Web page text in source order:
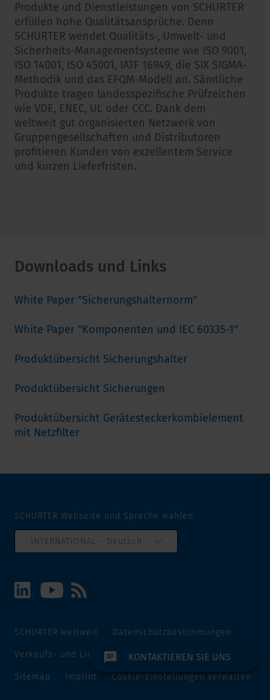
Produkte und Dienstleistungen von SCHURTER
erfüllen hohe Qualitätsansprüche. Denn
SCHURTER wendet Qualitäts-, Umwelt- und
Sicherheits-Managementsysteme wie ISO 9001,
ISO 14001, ISO 45001, IATF 16949, die SIX SIGMA-
Methodik und das EFQM-Modell an. Sämtliche
Produkte tragen landesspezifische Prüfzeichen
wie VDE, ENEC, UL oder CCC. Dank dem
weltweit gut organisierten Netzwerk von
Gruppengesellschaften und Distributoren
profitieren Kunden von exzellentem Service
und kurzen Lieferfristen.
Downloads und Links
White Paper "Sicherungshalternorm"
White Paper "Komponenten und IEC 60335-1"
Produktübersicht Sicherungshalter
Produktübersicht Sicherungen
Produktübersicht Gerätesteckerkombielement
mit Netzfilter
KONTAKTIEREN SIE UNS
SCHURTER Webseite und Sprache wählen
INTERNATIONAL - Deutsch
SCHURTER weltweit Datenschutzbestimmungen
Verkaufs- und Lieferbedingungen Track and Trace
Sitemap Imprint Cookie-Einstellungen verwalten